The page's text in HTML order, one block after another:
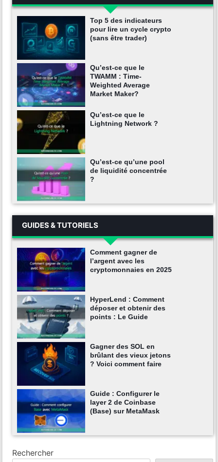
Top 5 des indicateurs
pour lire un cycle crypto
(sans être trader)
Qu’est-ce que le
TWAMM : Time-
Weighted Average
Market Maker?
Qu’est-ce que le
Lightning Network ?
Qu’est-ce qu’une pool
de liquidité concentrée
?
GUIDES & TUTORIELS
Comment gagner de
l’argent avec les
cryptomonnaies en 2025
HyperLend : Comment
déposer et obtenir des
points : Le Guide
Gagner des SOL en
brûlant des vieux jetons
? Voici comment faire
Guide : Configurer le
layer 2 de Coinbase
(Base) sur MetaMask
Rechercher